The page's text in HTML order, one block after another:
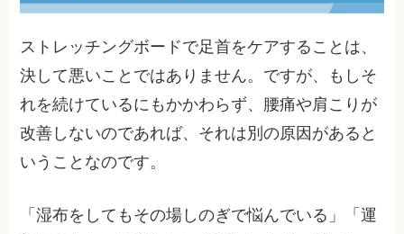
ストレッチングボードで足首をケアすることは、
決して悪いことではありません。ですが、もしそ
れを続けているにもかかわらず、腰痛や肩こりが
改善しないのであれば、それは別の原因があると
いうことなのです。
「湿布をしてもその場しのぎで悩んでいる」「運